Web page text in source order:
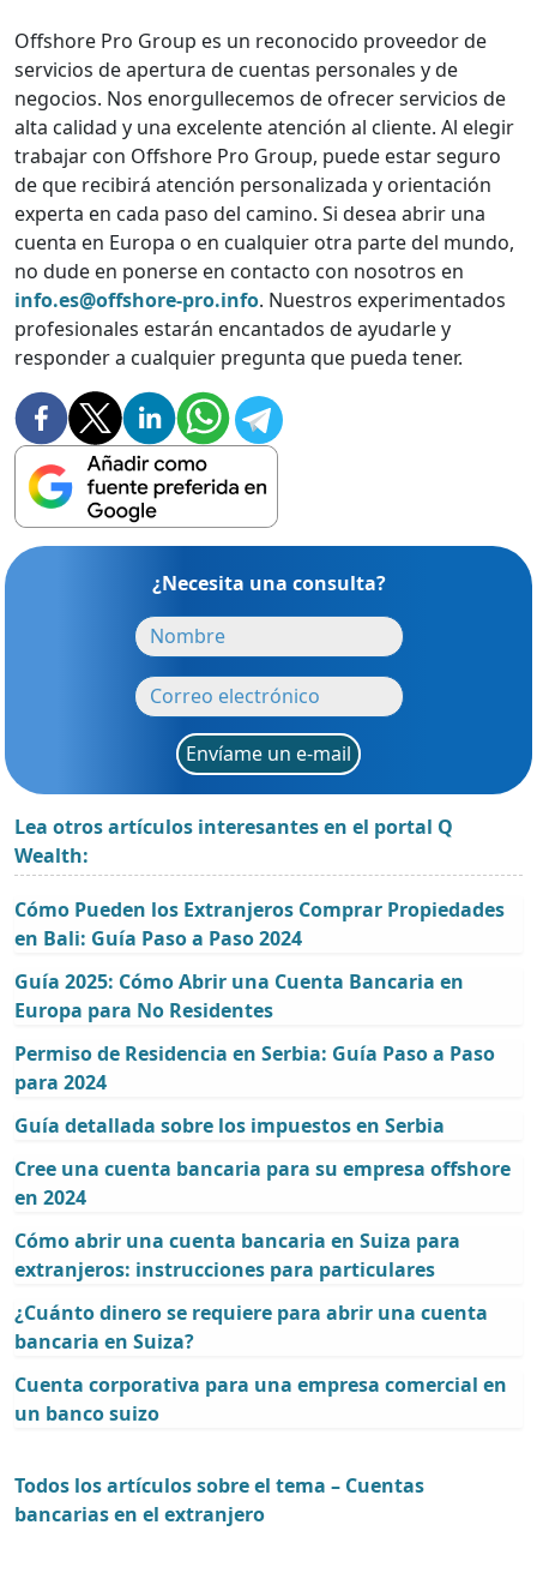
Offshore Pro Group es un reconocido proveedor de
servicios de apertura de cuentas personales y de
negocios. Nos enorgullecemos de ofrecer servicios de
alta calidad y una excelente atención al cliente. Al elegir
trabajar con Offshore Pro Group, puede estar seguro
de que recibirá atención personalizada y orientación
experta en cada paso del camino. Si desea abrir una
cuenta en Europa o en cualquier otra parte del mundo,
no dude en ponerse en contacto con nosotros en
info.es@offshore-pro.info. Nuestros experimentados
profesionales estarán encantados de ayudarle y
responder a cualquier pregunta que pueda tener.
¿Necesita una consulta?
Envíame un e-mail
Lea otros artículos interesantes en el portal Q
Wealth:
Cómo Pueden los Extranjeros Comprar Propiedades
en Bali: Guía Paso a Paso 2024
Guía 2025: Cómo Abrir una Cuenta Bancaria en
Europa para No Residentes
Permiso de Residencia en Serbia: Guía Paso a Paso
para 2024
Guía detallada sobre los impuestos en Serbia
Cree una cuenta bancaria para su empresa offshore
en 2024
Cómo abrir una cuenta bancaria en Suiza para
extranjeros: instrucciones para particulares
¿Cuánto dinero se requiere para abrir una cuenta
bancaria en Suiza?
Cuenta corporativa para una empresa comercial en
un banco suizo
Todos los artículos sobre el tema – Cuentas
bancarias en el extranjero